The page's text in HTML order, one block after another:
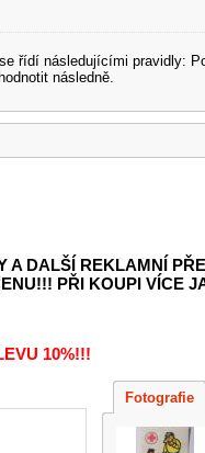
následujícími pravidly:
následně.
A DALŠÍ REKLAMNÍ
PŘI KOUPI VÍCE
10%!!!
Fotografie